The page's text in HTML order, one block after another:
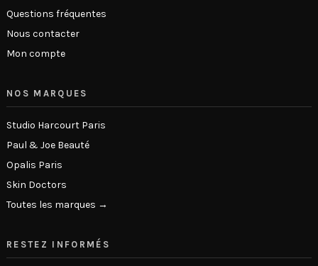
Questions fréquentes
Nous contacter
Mon compte
NOS MARQUES
Studio Harcourt Paris
Paul & Joe Beauté
Opalis Paris
Skin Doctors
Toutes les marques →
RESTEZ INFORMÉS